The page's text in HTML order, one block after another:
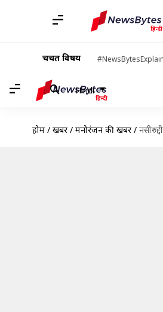
चर्चित विषय
Hindi
होम / खबरें / मनोरंजन की खबरें /